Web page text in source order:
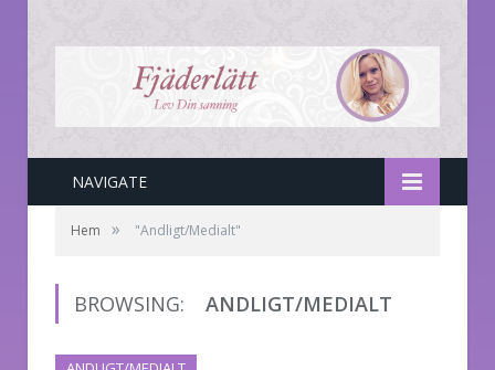
NAVIGATE
Hem » "Andligt/Medialt"
BROWSING: ANDLIGT/MEDIALT